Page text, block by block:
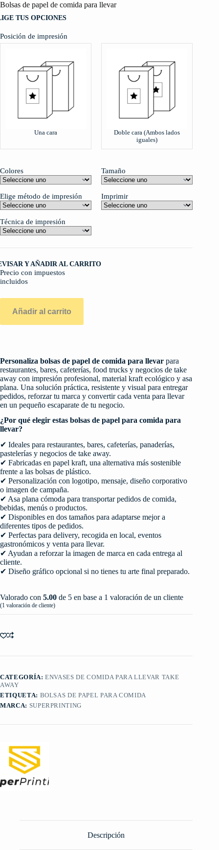
Bolsas de papel de comida para llevar
TUS OPCIONES
Posición de impresión
Una cara
Doble cara (Ambos lados
iguales)
Colores Tamaño
Elige método de impresión Imprimir
Técnica de impresión
Y AÑADIR AL CARRITO
Precio con impuestos
incluidos
Añadir al carrito
Personaliza bolsas de papel de comida para llevar para
restaurantes, bares, cafeterías, food trucks y negocios de take
away con impresión profesional, material kraft ecológico y asa
plana. Una solución práctica, resistente y visual para entregar
pedidos, reforzar tu marca y convertir cada venta para llevar
en un pequeño escaparate de tu negocio.
¿Por qué elegir estas bolsas de papel para comida para
llevar?
✔ Ideales para restaurantes, bares, cafeterías, panaderías,
pastelerías y negocios de take away.
✔ Fabricadas en papel kraft, una alternativa más sostenible
frente a las bolsas de plástico.
✔ Personalización con logotipo, mensaje, diseño corporativo
o imagen de campaña.
✔ Asa plana cómoda para transportar pedidos de comida,
bebidas, menús o productos.
✔ Disponibles en dos tamaños para adaptarse mejor a
diferentes tipos de pedidos.
✔ Perfectas para delivery, recogida en local, eventos
gastronómicos y venta para llevar.
✔ Ayudan a reforzar la imagen de marca en cada entrega al
cliente.
✔ Diseño gráfico opcional si no tienes tu arte final preparado.
Valorado con 5.00 de 5 en base a 1 valoración de un cliente
(1 valoración de cliente)
CATEGORÍA:ENVASES DE COMIDA PARA LLEVAR TAKE
AWAY
ETIQUETA: BOLSAS DE PAPEL PARA COMIDA
MARCA: SUPERPRINTING
Descripción